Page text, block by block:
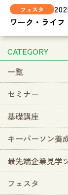
ワーク・ライ
CATEGORY
一覧
セミナー
基礎講座
キーパーソン養
最先端企業見学
フェスタ